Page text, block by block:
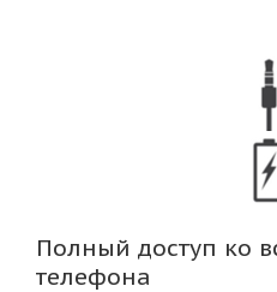
Полный доступ ко
телефона